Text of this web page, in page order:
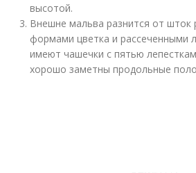
высотой.
Внешне мальва разнится от
формами цветка и рассеченными
имеют чашечки с пятью
хорошо заметны продольные